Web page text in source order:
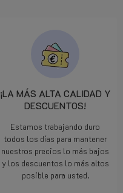
¡LA MÁS ALTA CALIDAD Y
DESCUENTOS!
Estamos trabajando duro
todos los días para mantener
nuestros precios lo más bajos
y los descuentos lo más altos
posible para usted.